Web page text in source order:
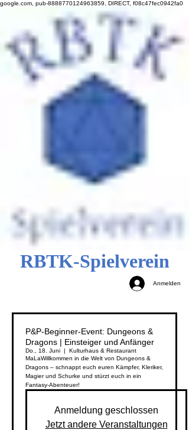
google.com, pub-8888770124963859, DIRECT, f08c47fec0942fa0
RBTK-Spielverein
Anmelden
P&P-Beginner-Event: Dungeons &
Dragons | Einsteiger und Anfänger
Do., 18. Juni
  |
Kulturhaus & Restaurant
MaLaWillkommen in die Welt von Dungeons &
Dragons – schnappt euch euren Kämpfer, Kleriker,
Magier und Schurke und stürzt euch in ein
Fantasy-Abenteuer!
Anmeldung geschlossen
Jetzt andere Veranstaltungen